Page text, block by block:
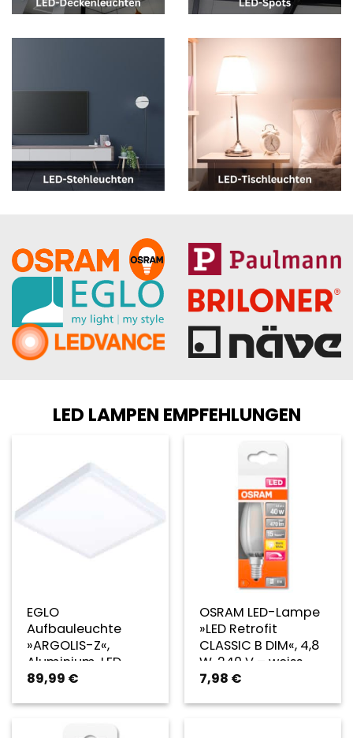
LED LAMPEN EMPFEHLUNGEN
EGLO
Aufbauleuchte
»ARGOLIS-Z«,
Aluminium, LED,
IP44, 1 Stück – weiss
89,99 €
OSRAM LED-Lampe
»LED Retrofit
CLASSIC B DIM«, 4,8
W, 240 V – weiss
7,98 €